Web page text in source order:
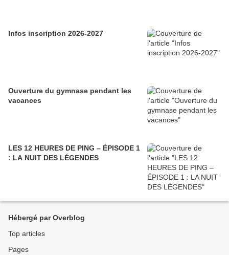
Infos inscription 2026-2027
Ouverture du gymnase pendant les
vacances
LES 12 HEURES DE PING – ÉPISODE 1
: LA NUIT DES LÉGENDES
Hébergé par Overblog
Top articles
Pages